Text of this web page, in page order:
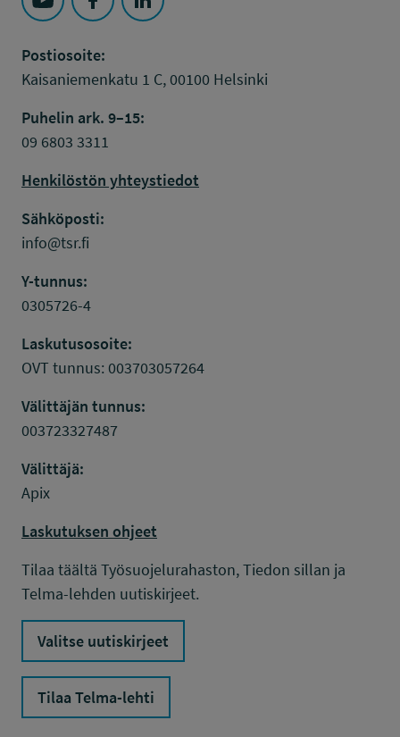
Seuraa Työsuojelurahasto kohteessa: YouTube
Seuraa Työsuojelurahasto kohteessa:
Seuraa Työsuojelurahasto kohteessa:
Postiosoite:
Kaisaniemenkatu 1 C, 00100 Helsinki
Puhelin ark. 9–15:
09 6803 3311
Henkilöstön yhteystiedot
Sähköposti:
info@tsr.fi
Y-tunnus:
0305726-4
Laskutusosoite:
OVT tunnus: 003703057264
Välittäjän tunnus:
003723327487
Välittäjä:
Apix
Laskutuksen ohjeet
Tilaa täältä Työsuojelurahaston, Tiedon sillan ja
Telma-lehden uutiskirjeet.
Valitse uutiskirjeet
Tilaa Telma-lehti